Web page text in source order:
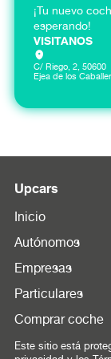
¡Tu nuevo
esperando!
VISITANOS
C/ Riego, 2, 50600
Ejea de los
Upcars
Inicio
Autónomos
Empresas
Particulares
Comprar coche
Este sitio está